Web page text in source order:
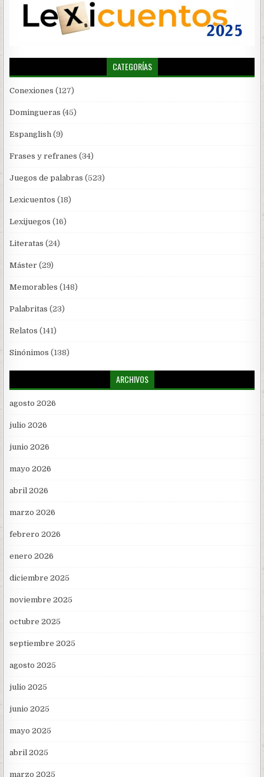
CATEGORÍAS
Conexiones (127)
Domingueras (45)
Espanglish (9)
Frases y refranes (34)
Juegos de palabras (523)
Lexicuentos (18)
Lexijuegos (16)
Literatas (24)
Máster (29)
Memorables (148)
Palabritas (23)
Relatos (141)
Sinónimos (138)
ARCHIVOS
agosto 2026
julio 2026
junio 2026
mayo 2026
abril 2026
marzo 2026
febrero 2026
enero 2026
diciembre 2025
noviembre 2025
octubre 2025
septiembre 2025
agosto 2025
julio 2025
junio 2025
mayo 2025
abril 2025
marzo 2025